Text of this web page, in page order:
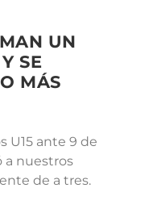
UN
SE
MÁS
U15 ante 9 de
a nuestros
de a tres.